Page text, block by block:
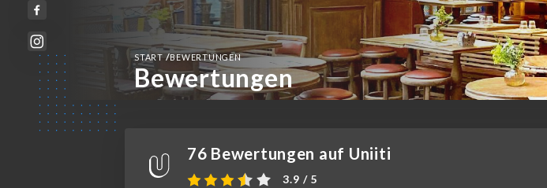
START/BEWERTUNGEN
Bewertungen
76 Bewertungen auf Uniiti
3.9 / 5